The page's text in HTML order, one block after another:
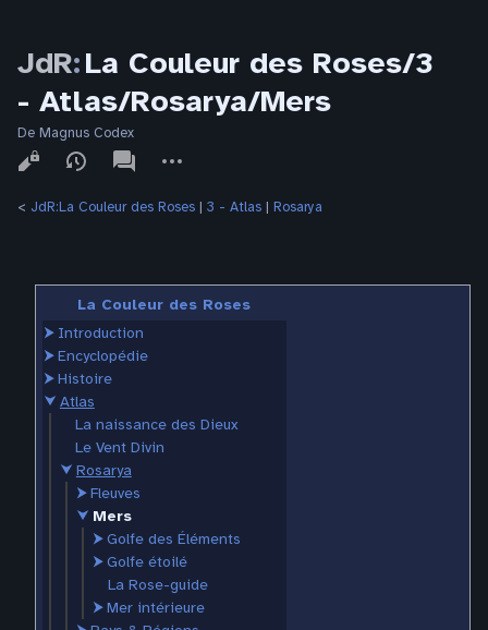
JdR:La Couleur des Roses/3
- Atlas/Rosarya/Mers
De Magnus Codex
Affichages
associated-
pages
actions
< JdR:La Couleur des Roses ‎ | 3 - Atlas ‎ | Rosarya
La Couleur des Roses
⮞ Introduction
⮞Encyclopédie
⮞Histoire
⮟ Atlas
La naissance des Dieux
Le Vent Divin
⮟ Rosarya
⮞Fleuves
⮟ Mers
⮞Golfe des Éléments
⮞Golfe étoilé
La Rose-guide
⮞Mer intérieure